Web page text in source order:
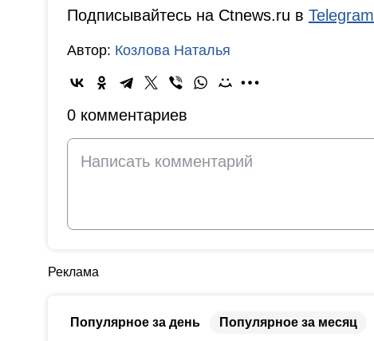
Подписывайтесь на Ctnews.ru в Telegram
Автор: Козлова Наталья
0 комментариев
Реклама
Популярное за день Популярное за месяц